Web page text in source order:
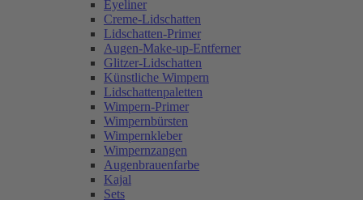
Eyeliner
Creme-Lidschatten
Lidschatten-Primer
Augen-Make-up-Entferner
Glitzer-Lidschatten
Künstliche Wimpern
Lidschattenpaletten
Wimpern-Primer
Wimpernbürsten
Wimpernkleber
Wimpernzangen
Augenbrauenfarbe
Kajal
Sets